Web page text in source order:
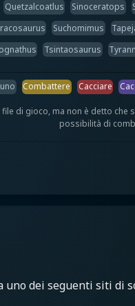
Quetzalcoatlus Sinoceratops
Suchomimus
Tsintaosaurus
Combattere Cacciare
di gioco, ma non è detto che
possibilità di
dei seguenti siti di